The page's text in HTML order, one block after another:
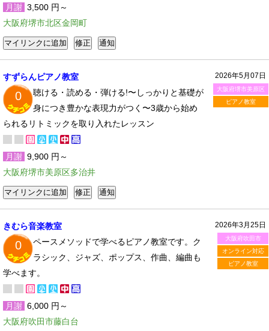
月謝 3,500 円～
大阪府堺市北区金岡町
2026年5月07日
大阪府堺市美原区
ピアノ教室
すずらんピアノ教室
0
聴ける・読める・弾ける!〜しっかりと基礎が
身につき豊かな表現力がつく〜3歳から始め
られるリトミックを取り入れたレッスン
月謝 9,900 円～
大阪府堺市美原区多治井
2026年3月25日
大阪府吹田市
オンライン対応
ピアノ教室
きむら音楽教室
0
ペースメソッドで学べるピアノ教室です。ク
ラシック、ジャズ、ポップス、作曲、編曲も
学べます。
月謝 6,000 円～
大阪府吹田市藤白台